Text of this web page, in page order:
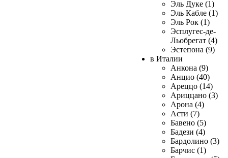
Эль Дуке (1)
Эль Кабле (1)
Эль Рок (1)
Эсплугес-де-
Льобрегат (4)
Эстепона (9)
в Италии
Анкона (9)
Анцио (40)
Ареццо (14)
Ариццано (3)
Арона (4)
Асти (7)
Бавено (5)
Бадези (4)
Бардолино (3)
Барчис (1)